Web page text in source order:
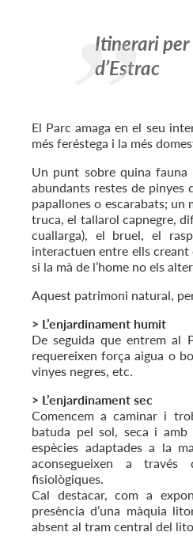
Itinerari
d’Estrac
El Parc amaga en el seu
més feréstega i la més
Un punt sobre quina
abundants restes de pinyes
papallones o escarabats; un
truca, el tallarol capnegre,
cuallarga), el bruel, el
interactuen entre ells creant
si la mà de l’home no els
Aquest patrimoni natural,
> L’enjardinament humit
De seguida que entrem al
requereixen força aigua o
vinyes negres, etc.
> L’enjardinament sec
Comencem a caminar i
batuda pel sol, seca i
espècies adaptades a la
aconsegueixen a través
fisiològiques.
Cal destacar, com a
presència d’una màquia
absent al tram central del